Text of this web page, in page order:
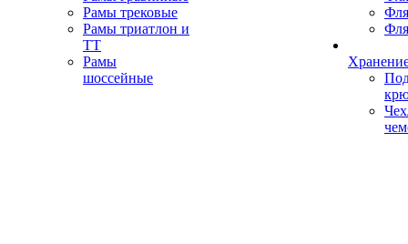
Рамы трековые
Рамы триатлон и
ТТ
Рамы
шоссейные